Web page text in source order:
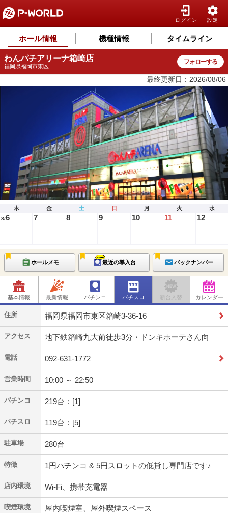
ログイン 設定
ホール情報 機種情報 タイムライン
わんパチアリーナ箱崎店
福岡県福岡市東区
フォローする
最終更新日：2026/08/06
木 金 土 日 月 火 水
8/6 7 8 9 10 11 12
ホールメモ 最近の導入台 バックナンバー
基本情報 最新情報 パチンコ パチスロ 新台入替 カレンダー
住所 福岡県福岡市東区箱崎3-36-16
アクセス 地下鉄箱崎九大前徒歩3分・ドンキホーテさん向
電話 092-631-1772
営業時間 10:00 ～ 22:50
パチンコ 219台：[1]
パチスロ 119台：[5]
駐車場 280台
特徴 1円パチンコ & 5円スロットの低貸し専門店です♪
店内環境 Wi-Fi、携帯充電器
喫煙環境 屋内喫煙室、屋外喫煙スペース